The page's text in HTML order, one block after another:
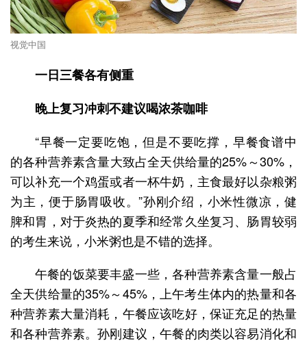
视觉中国
一日三餐各有侧重
晚上复习冲刺不建议喝浓茶咖啡
“早餐一定要吃饱，但是不要吃撑，早餐食谱中
的各种营养素含量大致占全天供给量的25%～30%，
可以补充一个鸡蛋或者一杯牛奶，主食最好以杂粮粥
为主，便于肠胃吸收。”孙刚介绍，小米性微凉，健
脾和胃，对于炎热的夏季和经常久坐复习、肠胃较弱
的考生来说，小米粥也是不错的选择。
午餐的饭菜要丰盛一些，各种营养素含量一般占
全天供给量的35%～45%，上午考生体内的热量和各
种营养素大量消耗，午餐应该吃好，保证充足的热量
和各种营养素。孙刚建议，午餐的肉类以容易消化和